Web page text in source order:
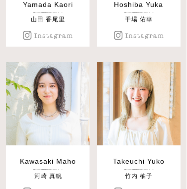
Yamada Kaori
山田 香尾里
Hoshiba Yuka
干場 佑華
Kawasaki Maho
河崎 真帆
Takeuchi Yuko
竹内 柚子